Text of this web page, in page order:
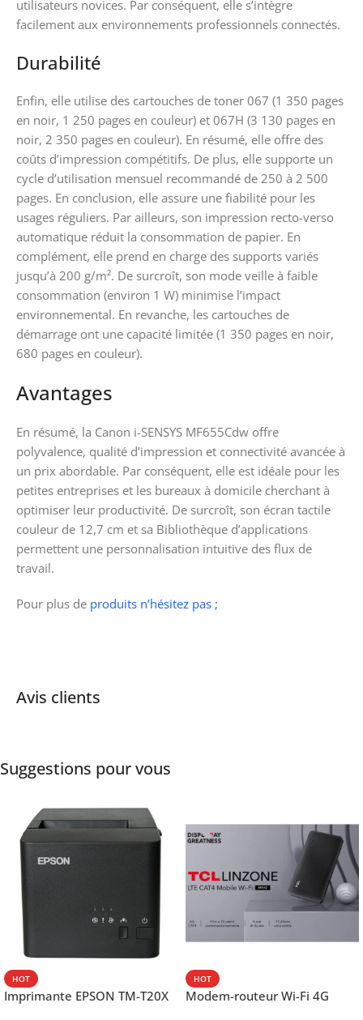
utilisateurs novices. Par conséquent, elle s’intègre
facilement aux environnements professionnels connectés.
Durabilité
Enfin, elle utilise des cartouches de toner 067 (1 350 pages
en noir, 1 250 pages en couleur) et 067H (3 130 pages en
noir, 2 350 pages en couleur). En résumé, elle offre des
coûts d’impression compétitifs. De plus, elle supporte un
cycle d’utilisation mensuel recommandé de 250 à 2 500
pages. En conclusion, elle assure une fiabilité pour les
usages réguliers. Par ailleurs, son impression recto-verso
automatique réduit la consommation de papier. En
complément, elle prend en charge des supports variés
jusqu’à 200 g/m². De surcroît, son mode veille à faible
consommation (environ 1 W) minimise l’impact
environnemental. En revanche, les cartouches de
démarrage ont une capacité limitée (1 350 pages en noir,
680 pages en couleur).
Avantages
En résumé, la Canon i-SENSYS MF655Cdw offre
polyvalence, qualité d’impression et connectivité avancée à
un prix abordable. Par conséquent, elle est idéale pour les
petites entreprises et les bureaux à domicile cherchant à
optimiser leur productivité. De surcroît, son écran tactile
couleur de 12,7 cm et sa Bibliothèque d’applications
permettent une personnalisation intuitive des flux de
travail.
Pour plus de produits n’hésitez pas ;
Avis clients
Suggestions pour vous
HOT
Imprimante EPSON TM-T20X
HOT
Modem-routeur Wi-Fi 4G